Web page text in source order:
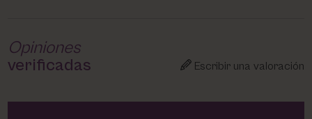
Opiniones
verificadas
Escribir una valoración